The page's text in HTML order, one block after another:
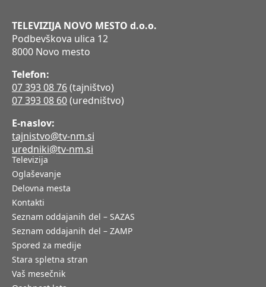
TELEVIZIJA NOVO MESTO d.o.o.
Podbevškova ulica 12
8000 Novo mesto
Telefon:
07 393 08 76(tajništvo)
07 393 08 60(uredništvo)
E-naslov:
tajnistvo@tv-nm.si
uredniki@tv-nm.si
Televizija
Oglaševanje
Delovna mesta
Kontakti
Seznam oddajanih del – SAZAS
Seznam oddajanih del – ZAMP
Spored za medije
Stara spletna stran
Vaš mesečnik